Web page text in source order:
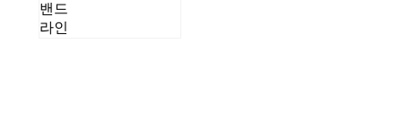
밴드
라인